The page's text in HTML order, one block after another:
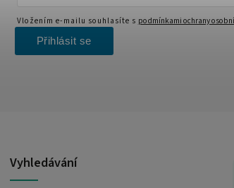
Vyhledávání
Vložením e-mailu souhlasíte s podmínkami ochrany
Přihlásit se